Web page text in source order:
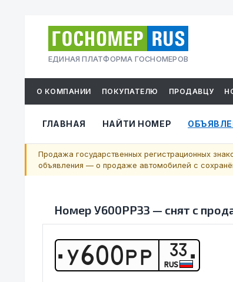
ЕДИНАЯ ПЛАТФОРМА ГОСНОМЕРОВ
О КОМПАНИИ ПОКУПАТЕЛЮ ПРОДАВЦУ
ГЛАВНАЯ НАЙТИ НОМЕР
Продажа государственных регистрационных
объявления — о продаже автомобилей с
Номер У600РР33 — снят с
У600РР 33
RUS